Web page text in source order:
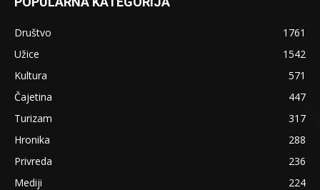
Društvo
1761
Užice
1542
Kultura
571
Čajetina
447
Turizam
317
Hronika
288
Privreda
236
Mediji
224